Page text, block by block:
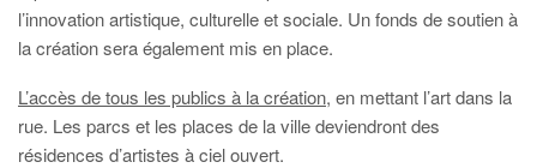
l’innovation artistique, culturelle et sociale. Un fonds de soutien à
la création sera également mis en place.
L’accès de tous les publics à la création, en mettant l’art dans la
rue. Les parcs et les places de la ville deviendront des
résidences d’artistes à ciel ouvert.